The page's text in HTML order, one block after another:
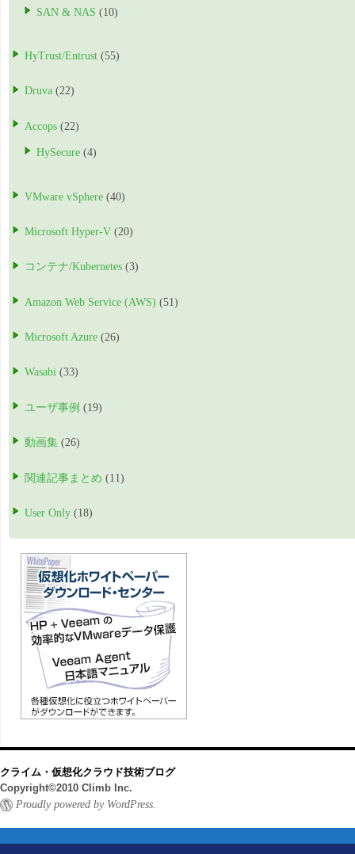
SAN & NAS (10)
HyTrust/Entrust (55)
Druva (22)
Accops (22)
HySecure (4)
VMware vSphere (40)
Microsoft Hyper-V (20)
コンテナ/Kubernetes (3)
Amazon Web Service (AWS) (51)
Microsoft Azure (26)
Wasabi (33)
ユーザ事例 (19)
動画集 (26)
関連記事まとめ (11)
User Only (18)
クライム・仮想化クラウド技術ブログ
Copyright©2010 Climb Inc.
Proudly powered by WordPress.